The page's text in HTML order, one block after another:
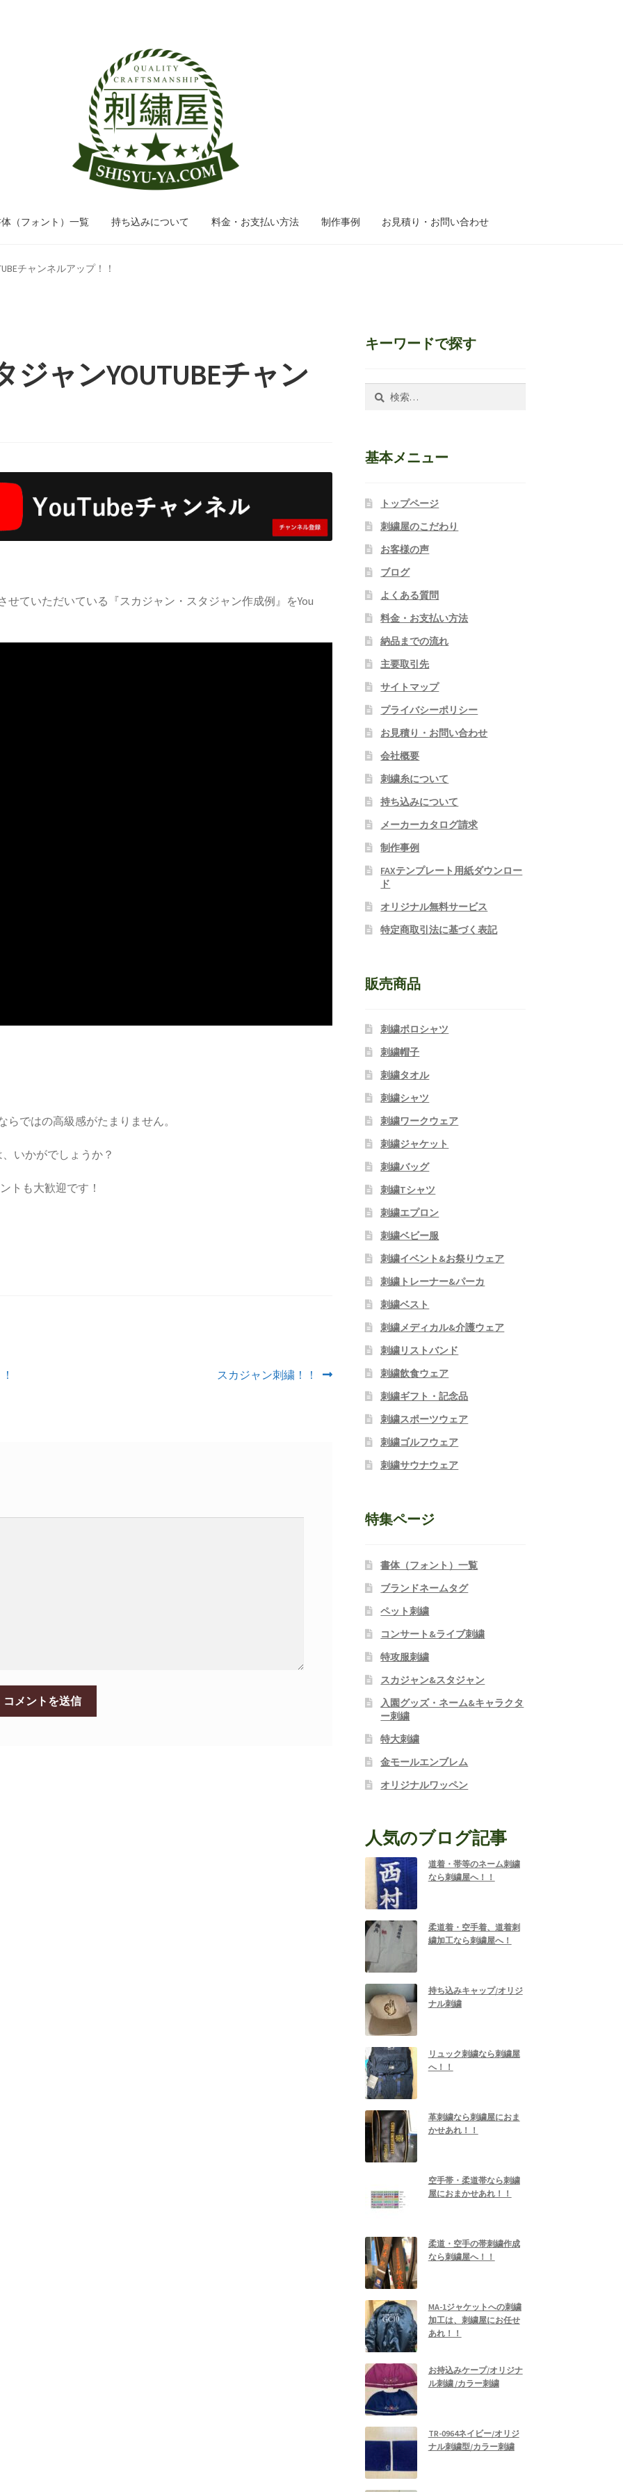
ビ
ゲ
ー
シ
ョ
ン
へ
ス
キ
プ
ン
テ
ン
ツ
へ
ス
キ
ッ
プ
（フォント）一覧 持ち込みについて 料金・お支払い方法 制作事例 お見積り・お問い合わせ
チャンネルアップ！！
ャンYOUTUBEチャン
ていただいている『スカジャン・スタジャン作成例』をYou
ではの高級感がたまりません。
いかがでしょうか？
トも大歓迎です！
次
スカジャン刺繍！！
キーワードで探す
基本メニュー
トップページ
刺繍屋のこだわり
お客様の声
ブログ
よくある質問
料金・お支払い方法
納品までの流れ
主要取引先
サイトマップ
プライバシーポリシー
お見積り・お問い合わせ
会社概要
刺繍糸について
持ち込みについて
メーカーカタログ請求
制作事例
FAXテンプレート用紙ダウンロー
ド
オリジナル無料サービス
特定商取引法に基づく表記
販売商品
刺繍ポロシャツ
刺繍帽子
刺繍タオル
刺繍シャツ
刺繍ワークウェア
刺繍ジャケット
刺繍バッグ
刺繍Tシャツ
刺繍エプロン
刺繍ベビー服
刺繍イベント&お祭りウェア
刺繍トレーナー&パーカ
刺繍ベスト
刺繍メディカル&介護ウェア
刺繍リストバンド
刺繍飲食ウェア
刺繍ギフト・記念品
刺繍スポーツウェア
刺繍ゴルフウェア
刺繍サウナウェア
特集ページ
書体（フォント）一覧
ブランドネームタグ
ペット刺繍
コンサート&ライブ刺繍
特攻服刺繍
スカジャン&スタジャン
入園グッズ・ネーム&キャラクタ
ー刺繍
特大刺繍
金モールエンブレム
オリジナルワッペン
人気のブログ記事
道着・帯等のネーム刺繍
なら刺繍屋へ！！
柔道着・空手着、道着刺
繍加工なら刺繍屋へ！
持ち込みキャップ/オリジ
ナル刺繍
リュック刺繍なら刺繍屋
へ！！
革刺繍なら刺繍屋におま
かせあれ！！
空手帯・柔道帯なら刺繍
屋におまかせあれ！！
柔道・空手の帯刺繍作成
なら刺繍屋へ！！
MA-1ジャケットへの刺繍
加工は、刺繍屋にお任せ
あれ！！
お持込みケープ/オリジナ
ル刺繍 /カラー刺繍
TR-0964ネイビー/オリジ
ナル刺繍型/カラー刺繍